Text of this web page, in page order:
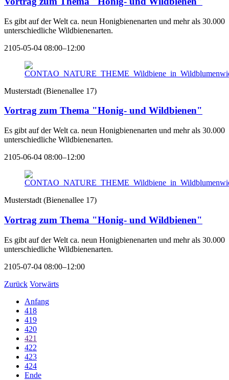
Es gibt auf der Welt ca. neun Honigbienenarten und mehr als 30.000
unterschiedliche Wildbienenarten.
2105-05-04 08:00–12:00
Musterstadt (Bienenallee 17)
Vortrag zum Thema "Honig- und Wildbienen"
Es gibt auf der Welt ca. neun Honigbienenarten und mehr als 30.000
unterschiedliche Wildbienenarten.
2105-06-04 08:00–12:00
Musterstadt (Bienenallee 17)
Vortrag zum Thema "Honig- und Wildbienen"
Es gibt auf der Welt ca. neun Honigbienenarten und mehr als 30.000
unterschiedliche Wildbienenarten.
2105-07-04 08:00–12:00
Zurück Vorwärts
Anfang
418
419
420
421
422
423
424
Ende